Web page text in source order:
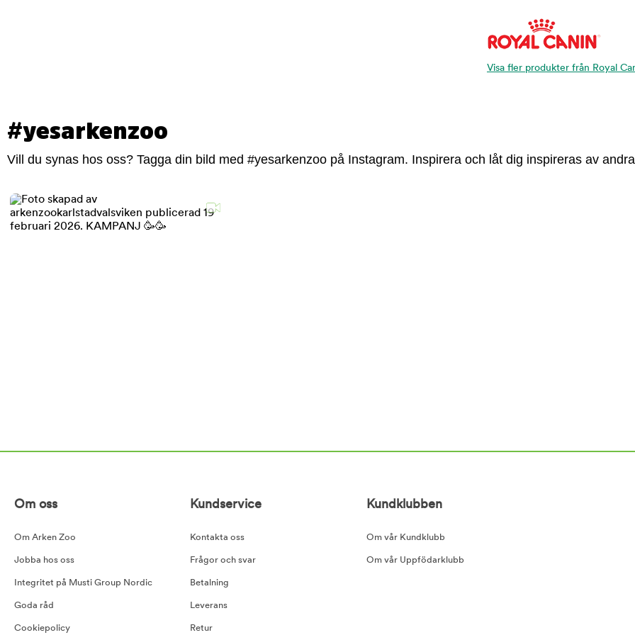
Visa fler produkter från Royal
#yesarkenzoo
Vill du synas hos oss? Tagga din bild med #yesarkenzoo på Instagram. Inspirera och låt dig inspireras av
Om oss
Om Arken Zoo
Jobba hos oss
Integritet på Musti Group Nordic
Goda råd
Cookiepolicy
Kundservice
Kontakta oss
Frågor och svar
Betalning
Leverans
Retur
Kundklubben
Om vår Kundklubb
Om vår Uppfödarklubb